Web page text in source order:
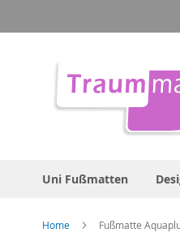
zum
Uni Fußmatten
Home Fußmatte